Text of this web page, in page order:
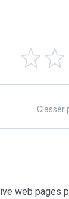
Classer
web pages